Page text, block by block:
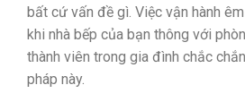
bất cứ vấn đề gì. Việc vận hành
khi nhà bếp của bạn thông với
thành viên trong gia đình chắc
pháp này.